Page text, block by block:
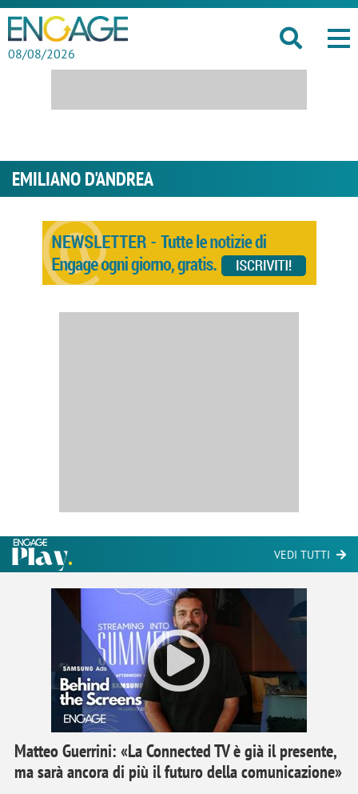
08/08/2026
EMILIANO D'ANDREA
VEDI TUTTI
Matteo Guerrini: «La Connected TV è già il presente,
ma sarà ancora di più il futuro della comunicazione»